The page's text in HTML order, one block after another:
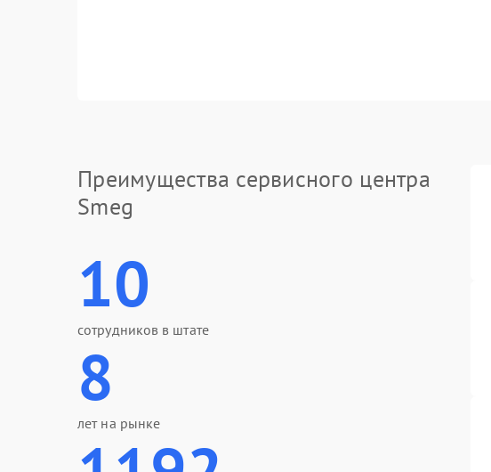
Преимущества сервисного центра
Smeg
10
сотрудников в штате
8
лет на рынке